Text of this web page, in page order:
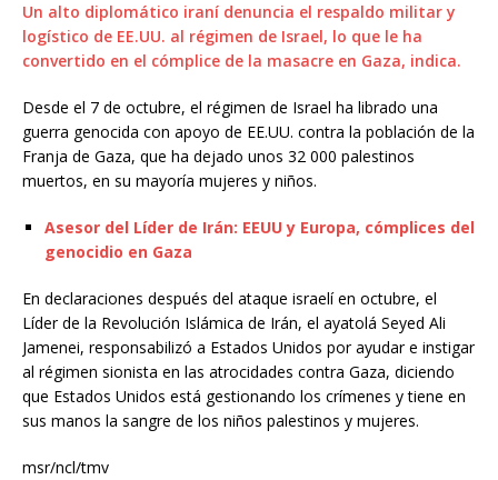
Un alto diplomático iraní denuncia el respaldo militar y
logístico de EE.UU. al régimen de Israel, lo que le ha
convertido en el cómplice de la masacre en Gaza, indica.
Desde el 7 de octubre, el régimen de Israel ha librado una
guerra genocida con apoyo de EE.UU. contra la población de la
Franja de Gaza, que ha dejado unos 32 000 palestinos
muertos, en su mayoría mujeres y niños.
Asesor del Líder de Irán: EEUU y Europa, cómplices del
genocidio en Gaza
En declaraciones después del ataque israelí en octubre, el
Líder de la Revolución Islámica de Irán, el ayatolá Seyed Ali
Jamenei, responsabilizó a Estados Unidos por ayudar e instigar
al régimen sionista en las atrocidades contra Gaza, diciendo
que Estados Unidos está gestionando los crímenes y tiene en
sus manos la sangre de los niños palestinos y mujeres.
msr/ncl/tmv